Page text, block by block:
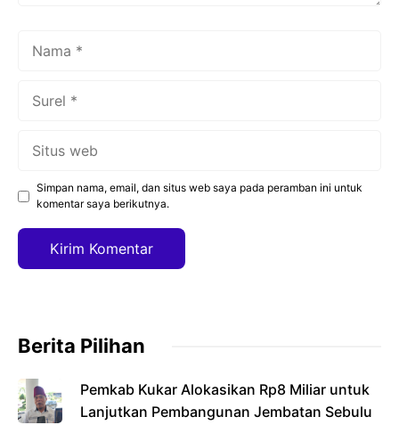
Simpan nama, email, dan situs web saya pada peramban ini untuk
komentar saya berikutnya.
Berita Pilihan
Pemkab Kukar Alokasikan Rp8 Miliar untuk
Lanjutkan Pembangunan Jembatan Sebulu